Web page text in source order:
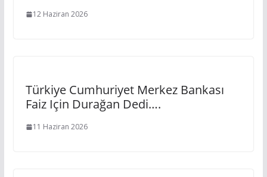
12 Haziran 2026
Türkiye Cumhuriyet Merkez Bankası
Faiz Için Durağan Dedi….
11 Haziran 2026